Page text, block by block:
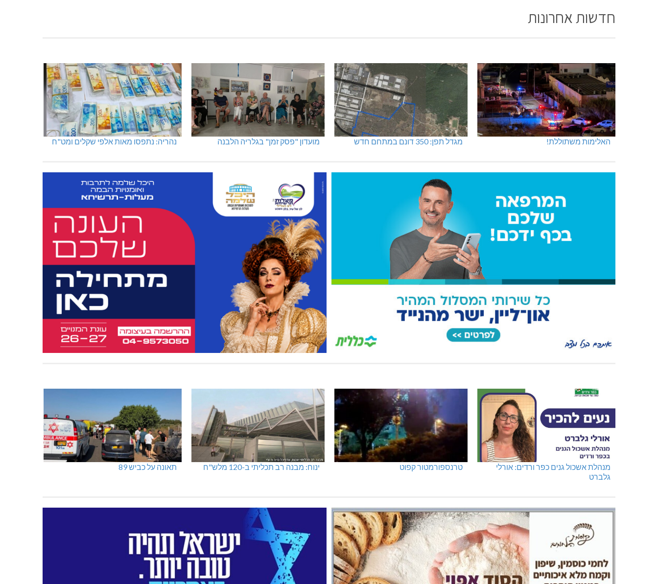
חדשות אחרונות
האלימות משתוללת! מגדל תפן: 350 דונם במתחם חדש מועדון "פסק זמן" בגלריה הלבנה נהריה: נתפסו מאות אלפי שקלים ומט"ח
מנהלת אשכול גנים כפר ורדים: אורלי
גלברט
טרנספורמטור קפוט ינוח: מבנה רב תכליתי ב-120 מלש"ח תאונה על כביש 89